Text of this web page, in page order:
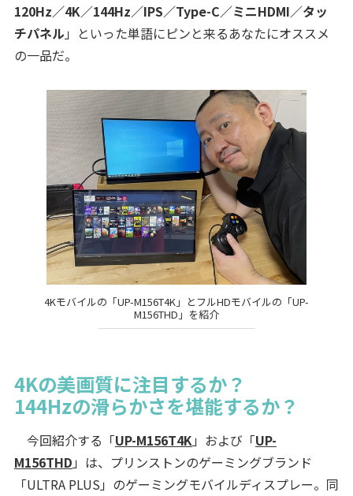
120Hz／4K／144Hz／IPS／Type-C／ミニHDMI／タッ
チパネル 」といった単語にピンと来るあなたにオススメ
の一品だ。
4Kモバイルの「UP-M156T4K」とフルHDモバイルの「UP-
M156THD」を紹介
4Kの美画質に注目するか？
144Hzの滑らかさを堪能するか？
今回紹介する「UP-M156T4K」および「UP-
M156THD 」は、プリンストンのゲーミングブランド
「ULTRA PLUS」のゲーミングモバイルディスプレー。同